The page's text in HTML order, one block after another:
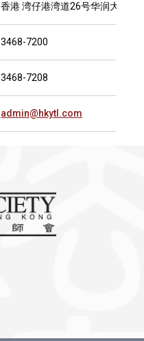
香港 湾仔港湾道26号华润大厦
3468-7200
3468-7208
admin@hkytl.com